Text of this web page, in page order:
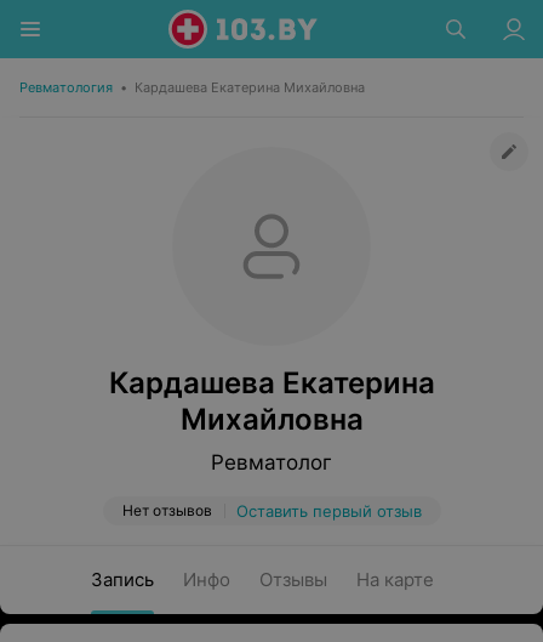
Ревматология • Кардашева Екатерина Михайловна
Кардашева Екатерина
Михайловна
Ревматолог
Нет отзывов Оставить первый отзыв
Запись Инфо Отзывы На карте